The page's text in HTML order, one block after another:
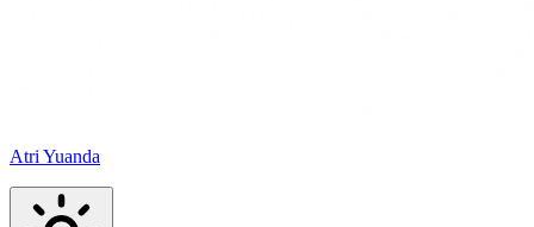
Atri Yuanda